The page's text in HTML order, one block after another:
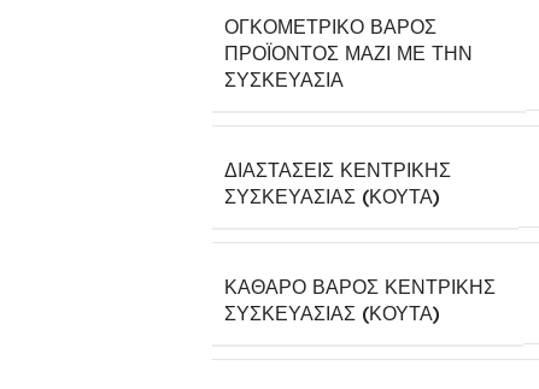
ΟΓΚΟΜΕΤΡΙΚΌ ΒΆΡΟΣ
ΠΡΟΪΌΝΤΟΣ ΜΑΖΊ ΜΕ ΤΗΝ
ΣΥΣΚΕΥΑΣΊΑ
ΔΙΑΣΤΆΣΕΙΣ ΚΕΝΤΡΙΚΉΣ
ΣΥΣΚΕΥΑΣΊΑΣ (ΚΟΎΤΑ)
ΚΑΘΑΡΌ ΒΆΡΟΣ ΚΕΝΤΡΙΚΉΣ
ΣΥΣΚΕΥΑΣΊΑΣ (ΚΟΎΤΑ)